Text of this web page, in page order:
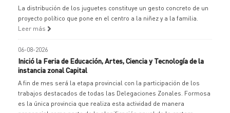
La distribución de los juguetes constituye un gesto concreto de un
proyecto político que pone en el centro a la niñez y a la familia.
Leer más
06-08-2026
Inició la Feria de Educación, Artes, Ciencia y Tecnología de la
instancia zonal Capital
A fin de mes será la etapa provincial con la participación de los
trabajos destacados de todas las Delegaciones Zonales. Formosa
es la única provincia que realiza esta actividad de manera